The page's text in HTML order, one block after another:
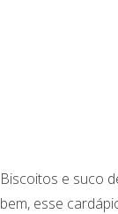
Biscoitos e suco
bem, esse